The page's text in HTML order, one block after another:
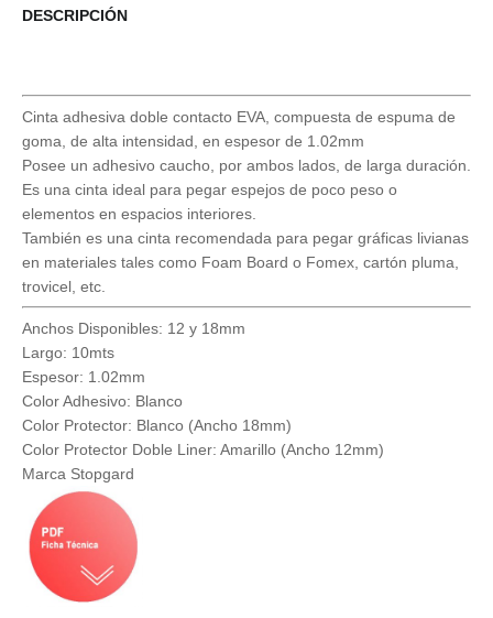
DESCRIPCIÓN
Cinta adhesiva doble contacto EVA, compuesta de espuma de
goma, de alta intensidad, en espesor de 1.02mm
Posee un adhesivo caucho, por ambos lados, de larga duración.
Es una cinta ideal para pegar espejos de poco peso o
elementos en espacios interiores.
También es una cinta recomendada para pegar gráficas livianas
en materiales tales como Foam Board o Fomex, cartón pluma,
trovicel, etc.
Anchos Disponibles: 12 y 18mm
Largo: 10mts
Espesor: 1.02mm
Color Adhesivo: Blanco
Color Protector: Blanco (Ancho 18mm)
Color Protector Doble Liner: Amarillo (Ancho 12mm)
Marca Stopgard